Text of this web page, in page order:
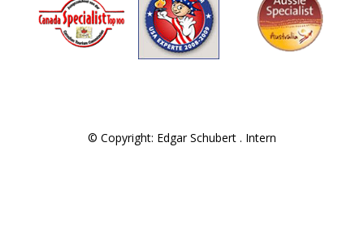
© Copyright: Edgar Schubert . Intern